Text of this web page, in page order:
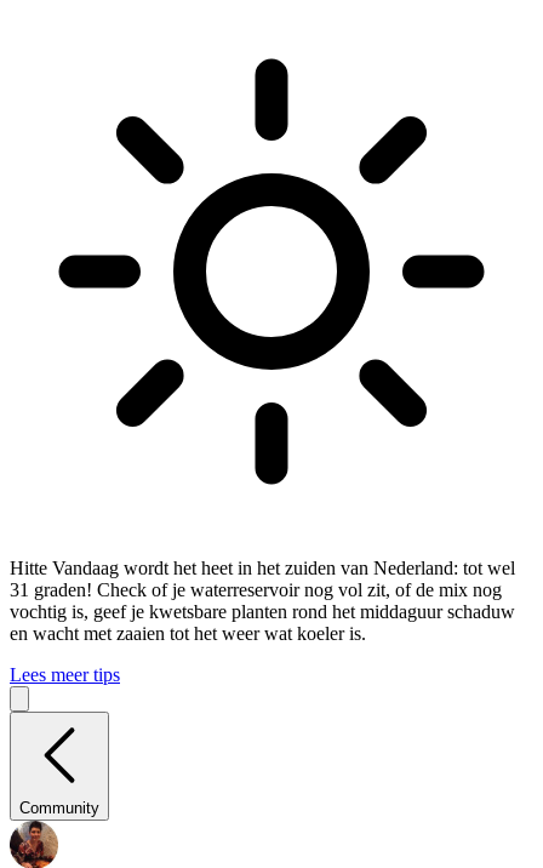
Hitte Vandaag wordt het heet in het zuiden van Nederland: tot wel
31 graden! Check of je waterreservoir nog vol zit, of de mix nog
vochtig is, geef je kwetsbare planten rond het middaguur schaduw
en wacht met zaaien tot het weer wat koeler is.
Lees meer tips
Community